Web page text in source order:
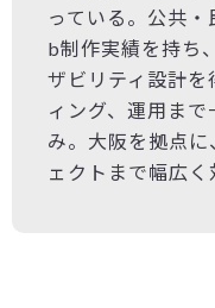
っている。公共
b制作実績を持ち
ザビリティ設計
ィング、運用ま
み。大阪を拠点
ェクトまで幅広く